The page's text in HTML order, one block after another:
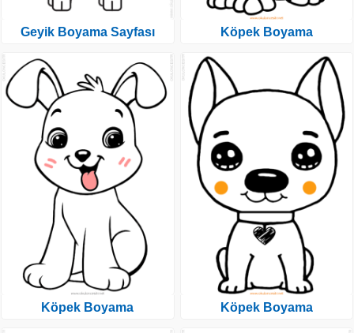
Geyik Boyama Sayfası
Köpek Boyama
Köpek Boyama
Köpek Boyama